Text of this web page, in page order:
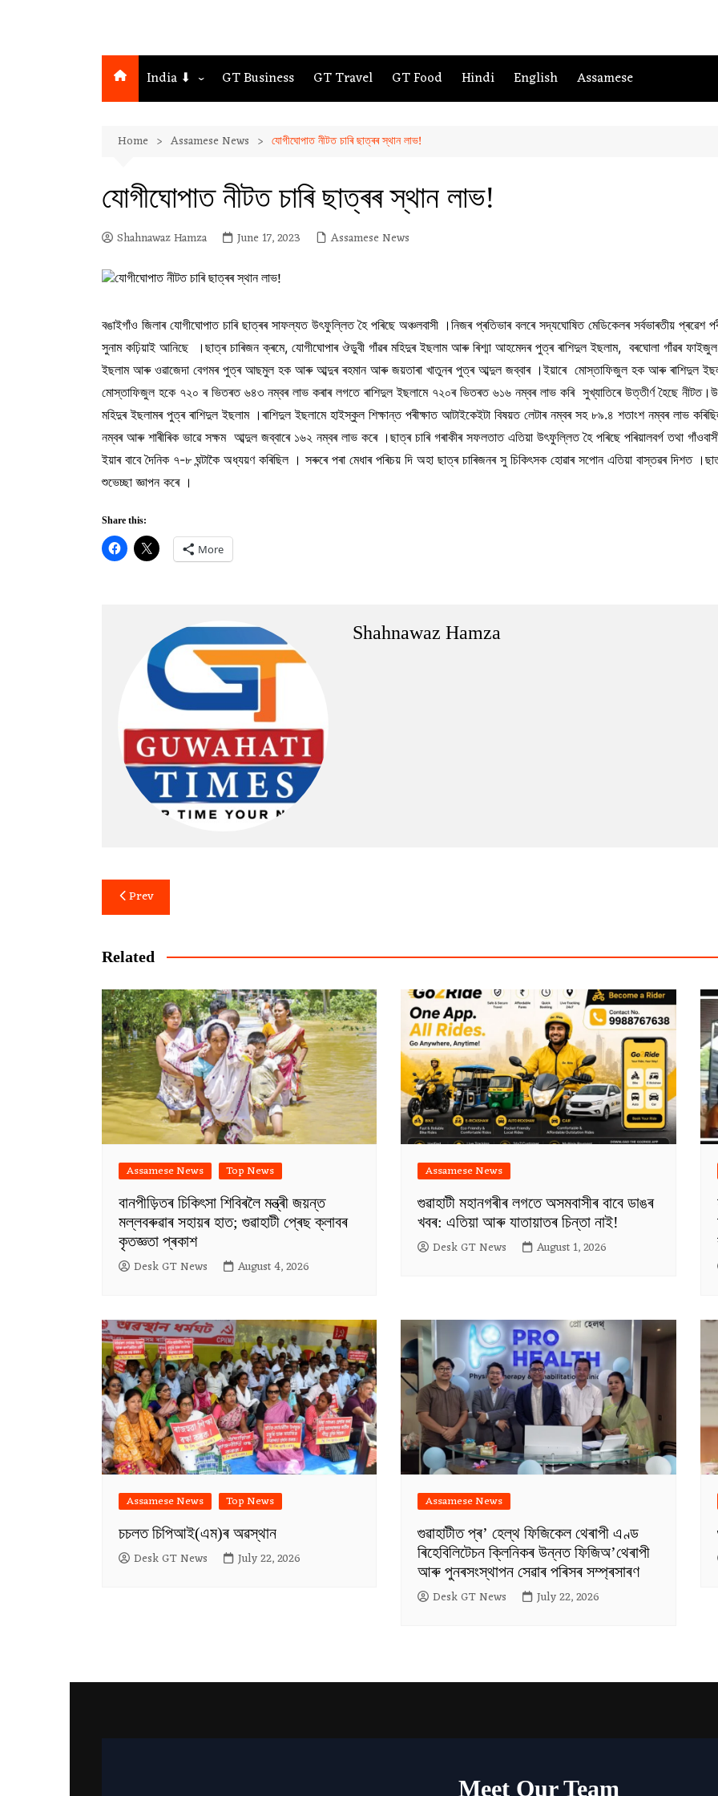
India ⬇
Guwahati
GT Business GT Travel GT Food Hindi English Assamese
Home Assamese News যোগীঘোপাত নীটত চাৰি ছাত্ৰৰ স্থান লাভ!
যোগীঘোপাত নীটত চাৰি ছাত্ৰৰ স্থান লাভ!
Shahnawaz Hamza June 17, 2023 Assamese News
বঙাইগাঁও জিলাৰ যোগীঘোপাত চাৰি ছাত্ৰৰ সাফল্যত উৎফুল্লিত হৈ পৰিছে অঞ্চলবাসী ।নিজৰ প্ৰতিভাৰ বলৰে সদ্যঘোষিত মেডিকেলৰ সৰ্বভাৰতীয় প্ৰৱেশ
সুনাম কঢ়িয়াই আনিছে ।ছাত্ৰ চাৰিজন ক্ৰমে, যোগীঘোপাৰ ঔডুবী গাঁৱৰ মহিদুৰ ইছলাম আৰু ৰিশ্মা আহমেদৰ পুত্ৰ ৰাশিদুল ইছলাম, বৰঘোলা গাঁৱৰ
ইছলাম আৰু ওৱাজেদা বেগমৰ পুত্ৰ আছমুল হক আৰু আব্দুৰ ৰহমান আৰু জয়তাৰা খাতুনৰ পুত্ৰ আব্দুল জব্বাৰ ।ইয়াৰে মোস্তাফিজুল হক আৰু ৰাশিদুল
মোস্তাফিজুল হকে ৭২০ ৰ ভিতৰত ৬৪৩ নম্বৰ লাভ কৰাৰ লগতে ৰাশিদুল ইছলামে ৭২০ৰ ভিতৰত ৬১৬ নম্বৰ লাভ কৰি সুখ্যাতিৰে উত্তীৰ্ণ হৈছে
মহিদুৰ ইছলামৰ পুত্ৰ ৰাশিদুল ইছলাম ।ৰাশিদুল ইছলামে হাইস্কুল শিক্ষান্ত পৰীক্ষাত আটাইকেইটা বিষয়ত লেটাৰ নম্বৰ সহ ৮৯.৪ শতাংশ নম্বৰ লাভ
নম্বৰ আৰু শাৰীৰিক ভাৱে সক্ষম আব্দুল জব্বাৰে ১৬২ নম্বৰ লাভ কৰে ।ছাত্ৰ চাৰি গৰাকীৰ সফলতাত এতিয়া উৎফুল্লিত হৈ পৰিছে পৰিয়ালবৰ্গ তথা
ইয়াৰ বাবে দৈনিক ৭-৮ ঘন্টাকৈ অধ্যয়ণ কৰিছিল । সৰুৰে পৰা মেধাৰ পৰিচয় দি অহা ছাত্ৰ চাৰিজনৰ সু চিকিৎসক হোৱাৰ সপোন এতিয়া বাস্তৱৰ দিশত
শুভেচ্ছা জ্ঞাপন কৰে ।
Share this:
More
Shahnawaz Hamza
Post
navigation
Prev
Related
Assamese News Top News
বানপীড়িতৰ চিকিৎসা শিবিৰলৈ মন্ত্ৰী জয়ন্ত
মল্লবৰুৱাৰ সহায়ৰ হাত; গুৱাহাটী প্ৰেছ ক্লাবৰ
কৃতজ্ঞতা প্ৰকাশ
Desk GT News August 4, 2026
Assamese News
গুৱাহাটী মহানগৰীৰ লগতে অসমবাসীৰ বাবে ডাঙৰ
খবৰ: এতিয়া আৰু যাতায়াতৰ চিন্তা নাই!
Desk GT News August 1, 2026
Assamese News Top News
চচলত চিপিআই(এম)ৰ অৱস্থান
Desk GT News July 22, 2026
Assamese News
গুৱাহাটীত প্ৰ’ হেল্থ ফিজিকেল থেৰাপী এণ্ড
ৰিহেবিলিটেচন ক্লিনিকৰ উন্নত ফিজিঅ’থেৰাপী
আৰু পুনৰসংস্থাপন সেৱাৰ পৰিসৰ সম্প্ৰসাৰণ
Desk GT News July 22, 2026
Meet Our Team